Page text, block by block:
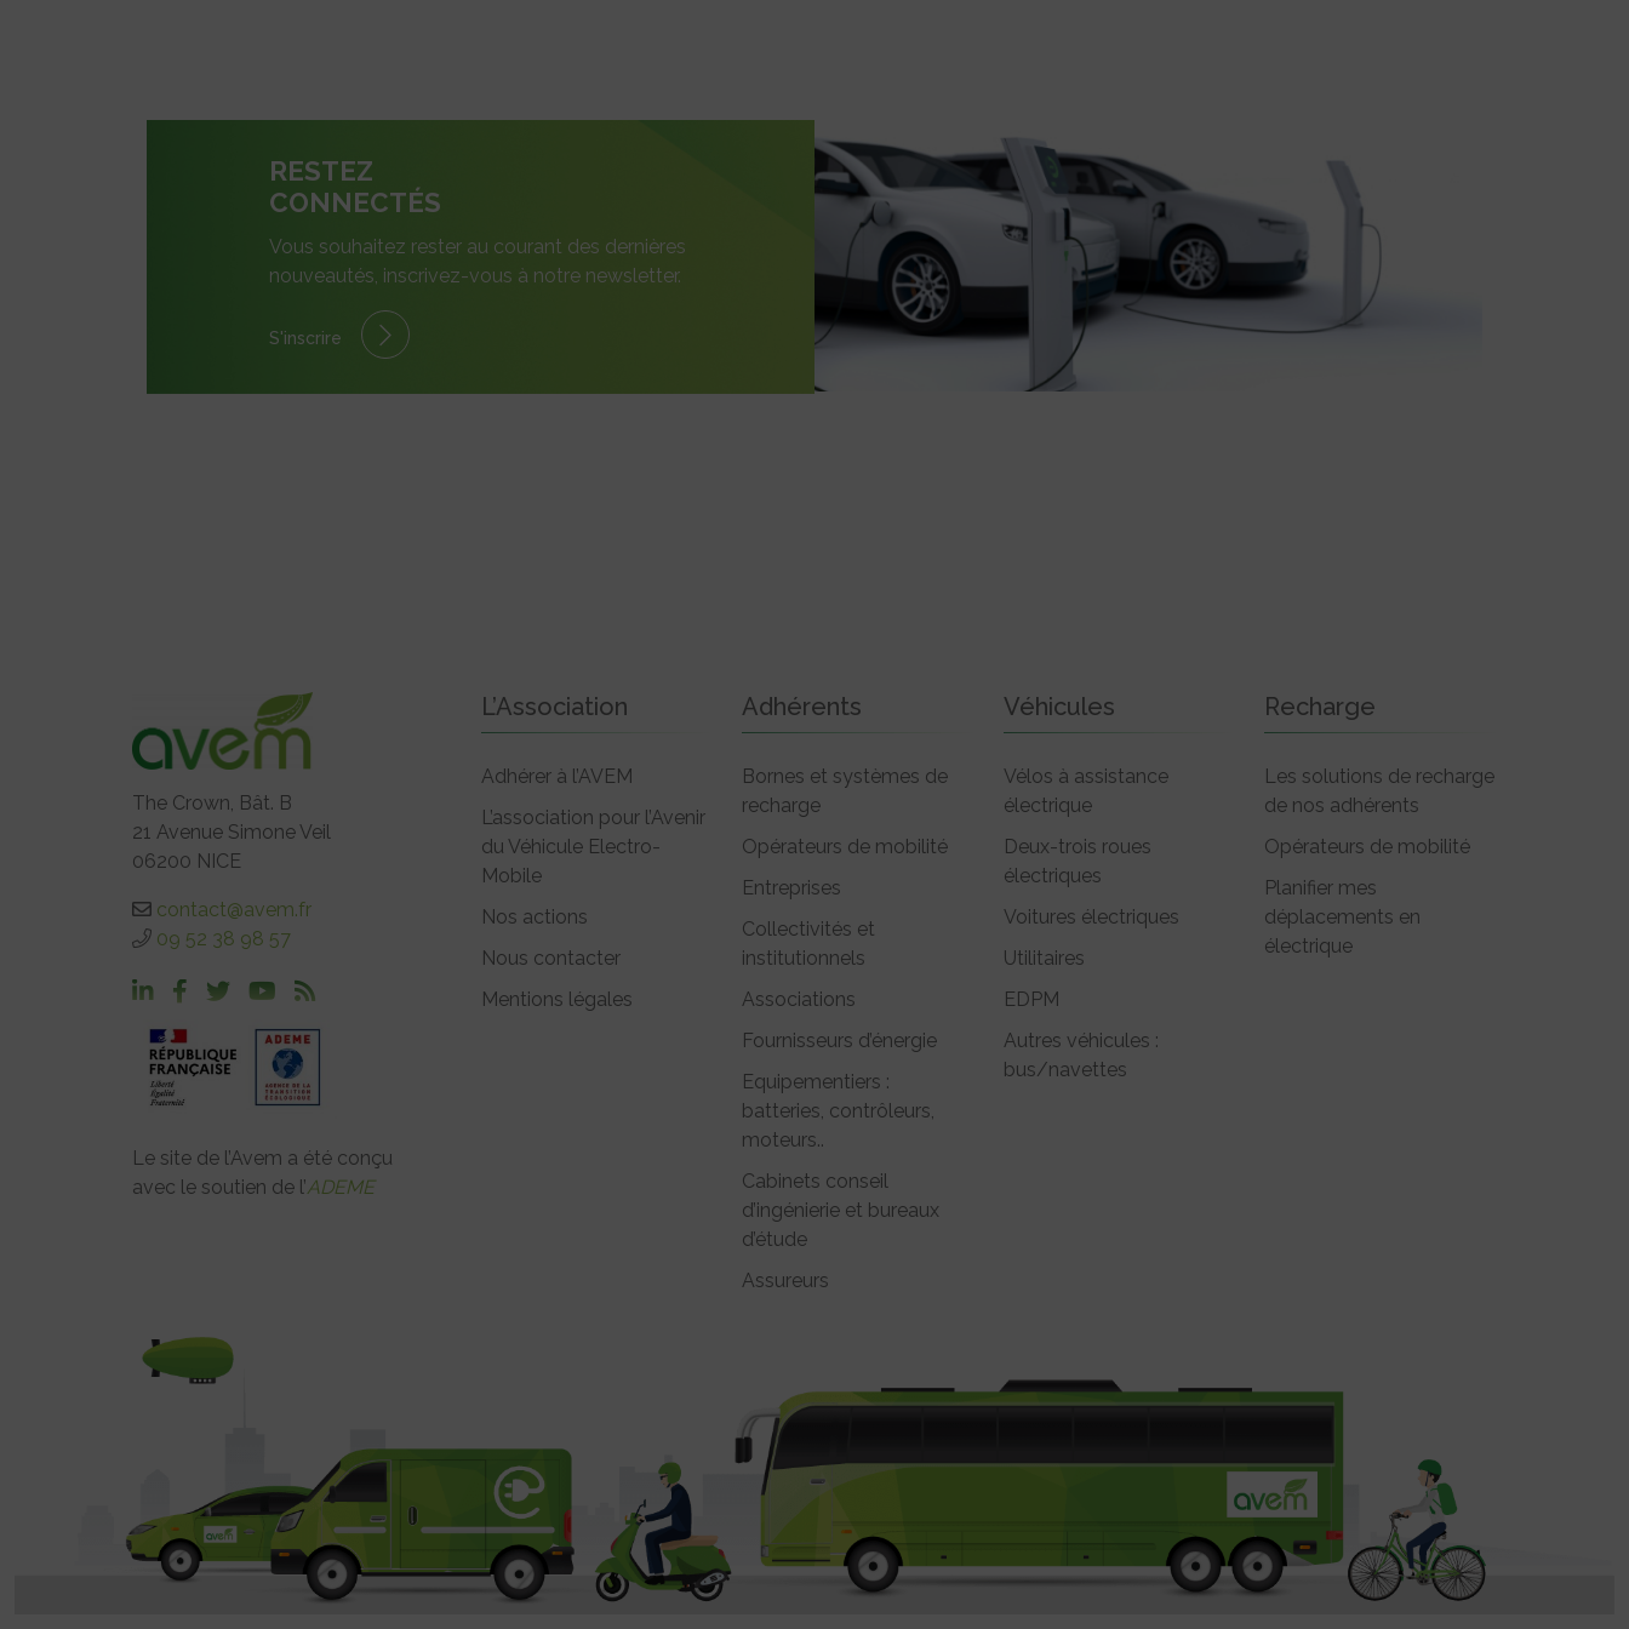
RESTEZ
CONNECTÉS
Vous souhaitez rester au courant des dernières
nouveautés, inscrivez-vous à notre newsletter.
S'inscrire
The Crown, Bât. B
21 Avenue Simone Veil
06200 NICE
contact@avem.fr
09 52 38 98 57
Le site de l’Avem a été conçu
avec le soutien de l’ADEME
L’Association
Adhérer à l’AVEM
L’association pour l’Avenir
du Véhicule Electro-
Mobile
Nos actions
Nous contacter
Mentions légales
Adhérents
Bornes et systèmes de
recharge
Opérateurs de mobilité
Entreprises
Collectivités et
institutionnels
Associations
Fournisseurs d’énergie
Equipementiers :
batteries, contrôleurs,
moteurs..
Cabinets conseil
d’ingénierie et bureaux
d’étude
Assureurs
Véhicules
Vélos à assistance
électrique
Deux-trois roues
électriques
Voitures électriques
Utilitaires
EDPM
Autres véhicules :
bus/navettes
Recharge
Les solutions de recharge
de nos adhérents
Opérateurs de mobilité
Planifier mes
déplacements en
électrique